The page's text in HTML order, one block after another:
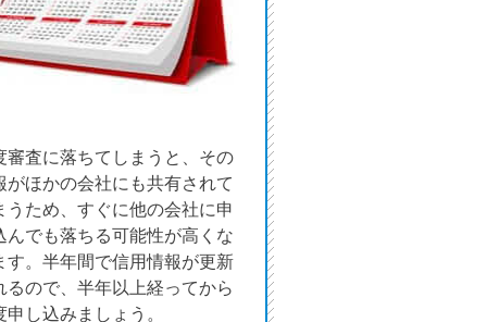
ソフト闇金とは？悪質な手口には要注意！
090金融（闇金）からお金を借りてはいけない
理由と借りた場合の対処法
申し込みブラックとは?判断の目安や審査に通
らない理由
ブラックでもお金を借りるには？3つの判断基
準と工面法
アコムはブラックでも審査に通る？ 自分がブ
審査に落ちてしまうと、その
がほかの会社にも共有されて
うため、すぐに他の会社に申
んでも落ちる可能性が高くな
す。半年間で信用情報が更新
るので、半年以上経ってから
申し込みましょう。